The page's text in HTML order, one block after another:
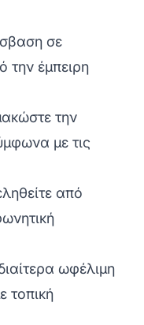
σε
την έμπειρη
την
με τις
από
ωφέλιμη
τοπική